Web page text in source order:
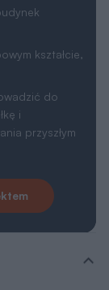
kształcie,
do
i
przyszłym